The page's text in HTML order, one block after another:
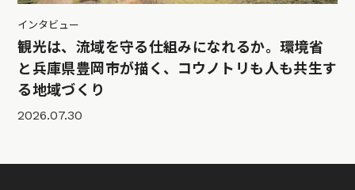
インタビュー
観光は、流域を守る仕組みになれるか。環境省
と兵庫県豊岡市が描く、コウノトリも人も共生す
る地域づくり
2026.07.30